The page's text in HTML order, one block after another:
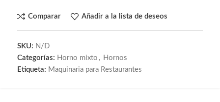
Comparar Añadir a la lista de deseos
SKU: N/D
Categorías: Horno mixto , Hornos
Etiqueta: Maquinaria para Restaurantes